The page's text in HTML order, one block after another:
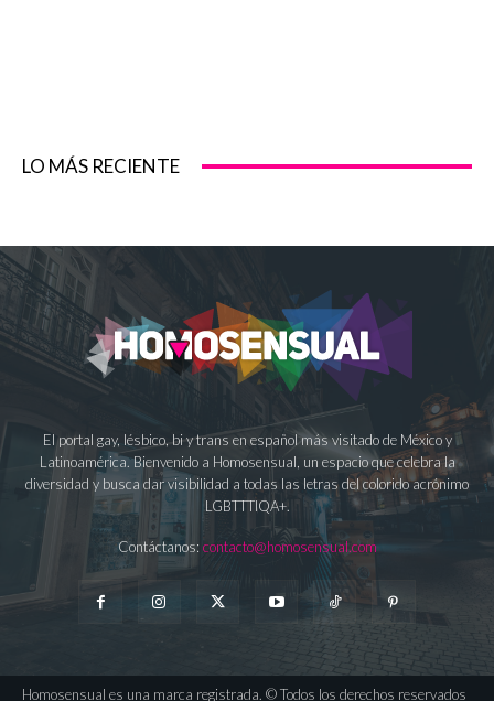
LO MÁS RECIENTE
El portal gay, lésbico, bi y trans en español más visitado de México y
Latinoamérica. Bienvenido a Homosensual, un espacio que celebra la
diversidad y busca dar visibilidad a todas las letras del colorido acrónimo
LGBTTTIQA+.
Contáctanos: contacto@homosensual.com
Homosensual es una marca registrada. © Todos los derechos reservados